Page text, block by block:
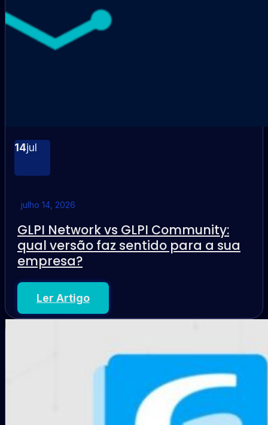
14jul
julho 14, 2026
GLPI Network vs GLPI Community:
qual versão faz sentido para a sua
empresa?
Ler Artigo